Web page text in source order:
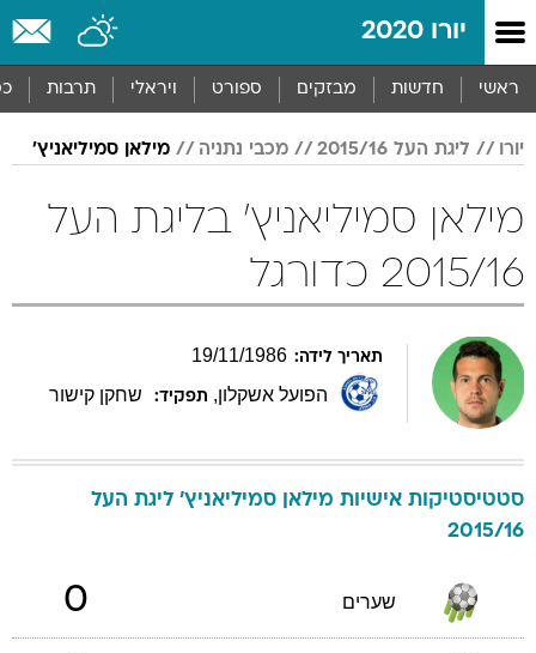
יורו 2020
ראשי חדשות מבזקים ספורט ויראלי תרבות
יורו ליגת העל 2015/16 מכבי נתניה מילאן סמיליאניץ'
מילאן סמיליאניץ' בליגת העל
2015/16 כדורגל
תאריך לידה: 19/11/1986
הפועל אשקלון, תפקיד: שחקן קישור
סטטיסטיקות אישיות מילאן סמיליאניץ' ליגת העל
2015/16
שערים 0